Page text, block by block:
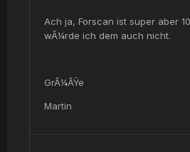
Ach ja, Forscan ist super aber
wÃ¼rde ich dem auch nicht.
GrÃ¼ÃŸe
Martin